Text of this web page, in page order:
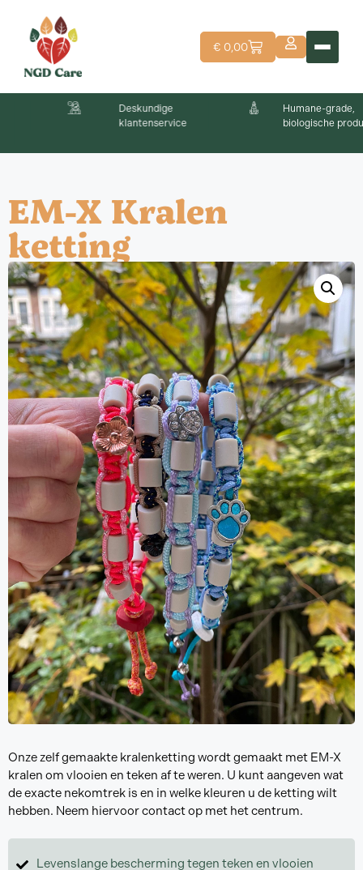
€ 0,00
Deskundige
klantenservice
Humane-grade,
biologische producten
EM-X Kralen
ketting
Onze zelf gemaakte kralenketting wordt gemaakt met EM-X
kralen om vlooien en teken af te weren. U kunt aangeven wat
de exacte nekomtrek is en in welke kleuren u de ketting wilt
hebben. Neem hiervoor contact op met het centrum.
Levenslange bescherming tegen teken en vlooien